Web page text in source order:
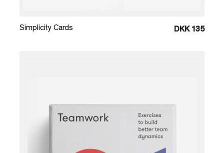
Simplicity Cards DKK 135